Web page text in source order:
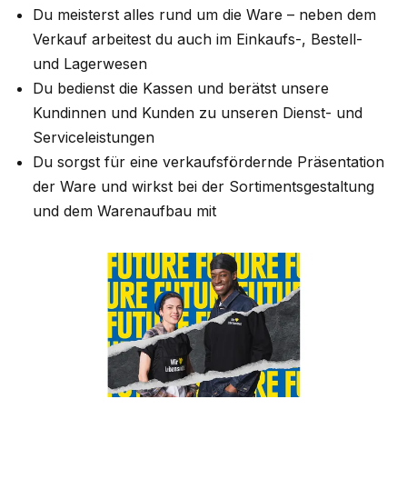
Du meisterst alles rund um die Ware – neben dem
Verkauf arbeitest du auch im Einkaufs-, Bestell-
und Lagerwesen
Du bedienst die Kassen und berätst unsere
Kundinnen und Kunden zu unseren Dienst- und
Serviceleistungen
Du sorgst für eine verkaufsfördernde Präsentation
der Ware und wirkst bei der Sortimentsgestaltung
und dem Warenaufbau mit